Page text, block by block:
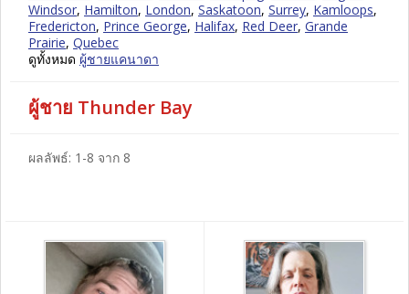
Windsor, Hamilton, London, Saskatoon, Surrey, Kamloops,
Fredericton, Prince George, Halifax, Red Deer, Grande
Prairie, Quebec
ดูทั้งหมด ผู้ชายแคนาดา
ผู้ชาย Thunder Bay
ผลลัพธ์: 1-8 จาก 8